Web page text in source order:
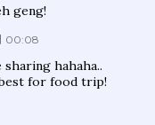
geng!
00:08
hahaha..
for food trip!